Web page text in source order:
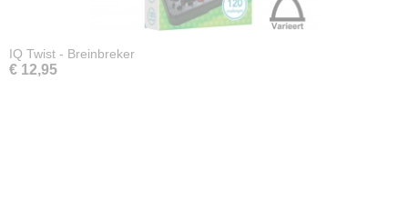
IQ Twist - Breinbreker
€ 12,95